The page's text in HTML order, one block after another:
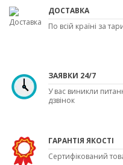
ДОСТАВКА
По всій країні за
ЗАЯВКИ 24/7
У вас виникли
дзвінок
ГАРАНТІЯ ЯКОСТІ
Сертифікований